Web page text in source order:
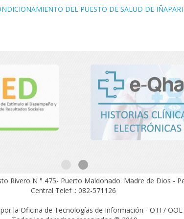
DEL PUESTO DE SALUD DE IÑAPARI
Rivero N ° 475- Puerto Maldonado. Madre de Dios -
Central Telef .: 082-571126
la Oficina de Tecnologías de Información - OTI / OOE